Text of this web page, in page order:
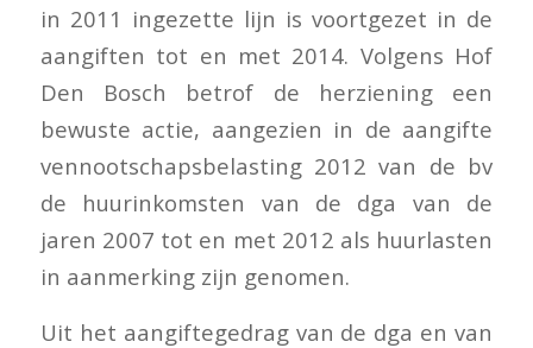
in 2011 ingezette lijn is voortgezet in de
aangiften tot en met 2014. Volgens Hof
Den Bosch betrof de herziening een
bewuste actie, aangezien in de aangifte
vennootschapsbelasting 2012 van de bv
de huurinkomsten van de dga van de
jaren 2007 tot en met 2012 als huurlasten
in aanmerking zijn genomen.
Uit het aangiftegedrag van de dga en van